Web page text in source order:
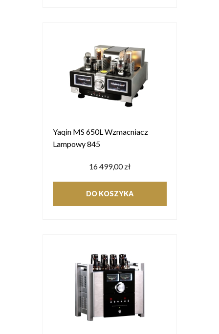
Yaqin MS 650L Wzmacniacz
Lampowy 845
16 499,00 zł
DO KOSZYKA